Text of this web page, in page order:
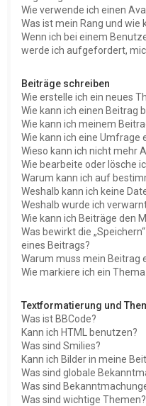
Wie verwende ich einen
Was ist mein Rang und wie
Wenn ich bei einem
werde ich aufgefordert,
Beiträge schreiben
Wie erstelle ich ein neues
Wie kann ich einen Beitrag
Wie kann ich meinem
Wie kann ich eine Umfrage
Wieso kann ich nicht mehr
Wie bearbeite oder lösche
Warum kann ich auf
Weshalb kann ich keine
Weshalb wurde ich
Wie kann ich Beiträge den
Was bewirkt die
eines Beitrags?
Warum muss mein Beitrag
Wie markiere ich ein
Textformatierung und
Was ist BBCode?
Kann ich HTML benutzen?
Was sind Smilies?
Kann ich Bilder in meine
Was sind globale
Was sind
Was sind wichtige Themen?